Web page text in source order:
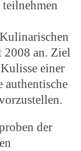
2008 an. Ziel
einer
authentische
der